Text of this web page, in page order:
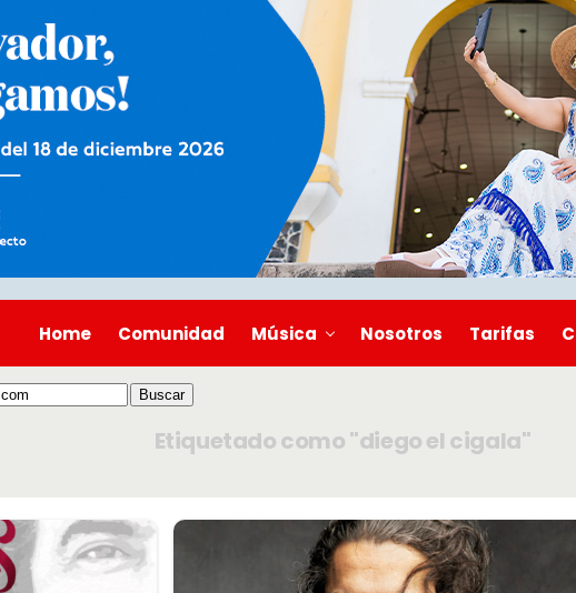
Home Comunidad Música Nosotros Tarifas
Etiquetado como "diego el cigala"